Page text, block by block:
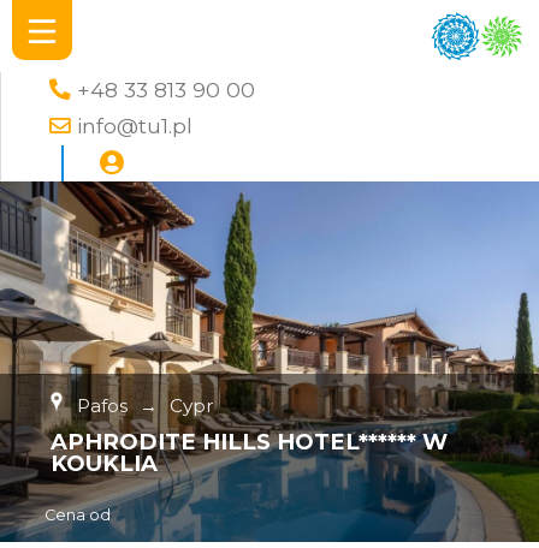
+48 33 813 90 00
info@tu1.pl
Pafos → Cypr
APHRODITE HILLS HOTEL****** W
KOUKLIA
Cena od